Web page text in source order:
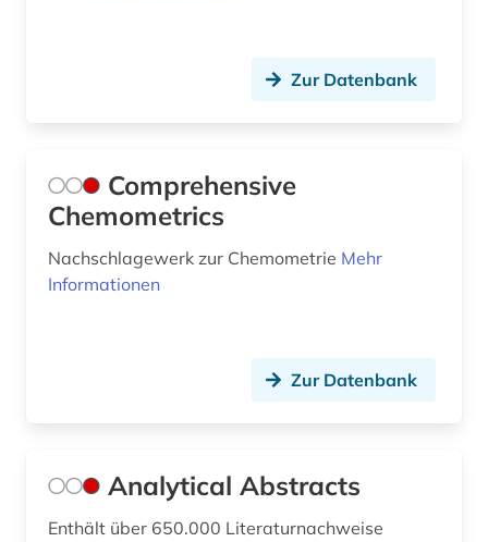
Zur Datenbank
Comprehensive
Chemometrics
Nachschlagewerk zur Chemometrie Mehr
Informationen
Zur Datenbank
Analytical Abstracts
Enthält über 650.000 Literaturnachweise